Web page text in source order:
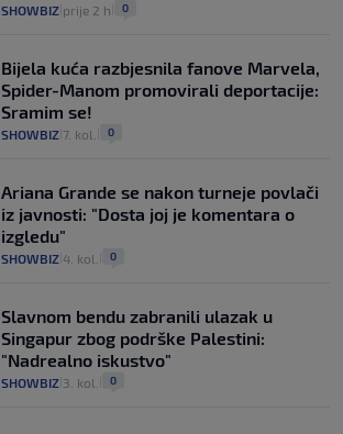
SHOWBIZ prije 2 h 0
Bijela kuća razbjesnila fanove Marvela,
Spider-Manom promovirali deportacije:
Sramim se!
SHOWBIZ 7. kol. 0
Ariana Grande se nakon turneje povlači
iz javnosti: "Dosta joj je komentara o
izgledu"
SHOWBIZ 4. kol. 0
Slavnom bendu zabranili ulazak u
Singapur zbog podrške Palestini:
"Nadrealno iskustvo"
SHOWBIZ 3. kol. 0